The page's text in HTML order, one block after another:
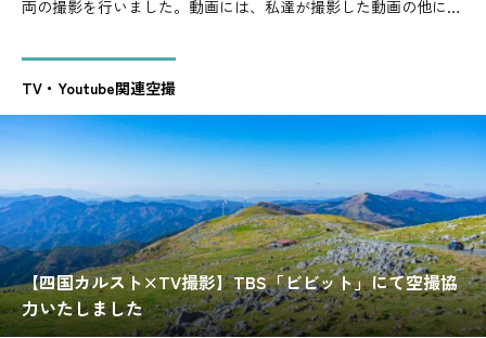
両の撮影を行いました。動画には、私達が撮影した動画の他に、
ーンはMavic2ProとMavic2Zoomを使用しました。しまなみ海道に
近づきすぎての撮影は危険なので、そういう箇所では
TV・Youtube関連空撮
【四国カルスト×TV撮影】TBS「ビビット」にて空撮協
力いたしました